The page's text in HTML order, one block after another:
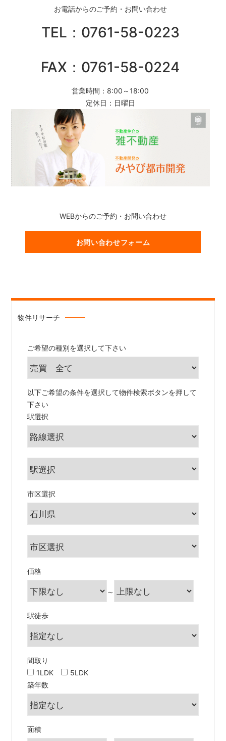
お電話からのご予約・お問い合わせ
TEL：0761-58-0223
FAX：0761-58-0224
営業時間：8:00～18:00
定休日：日曜日
WEBからのご予約・お問い合わせ
お問い合わせフォーム
物件リサーチ
ご希望の種別を選択して下さい
以下ご希望の条件を選択して物件検索ボタンを押して
下さい
駅選択
市区選択
価格
～
駅徒歩
間取り
1LDK
5LDK
築年数
面積